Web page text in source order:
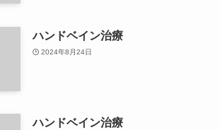
ハンドベイン治療
2024年8月24日
ハンドベイン治療